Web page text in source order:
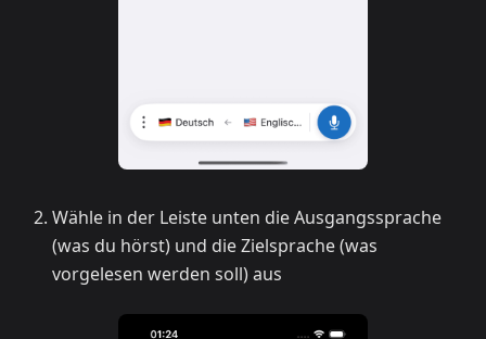
Wähle in der Leiste unten die Ausgangssprache
(was du hörst) und die Zielsprache (was
vorgelesen werden soll) aus